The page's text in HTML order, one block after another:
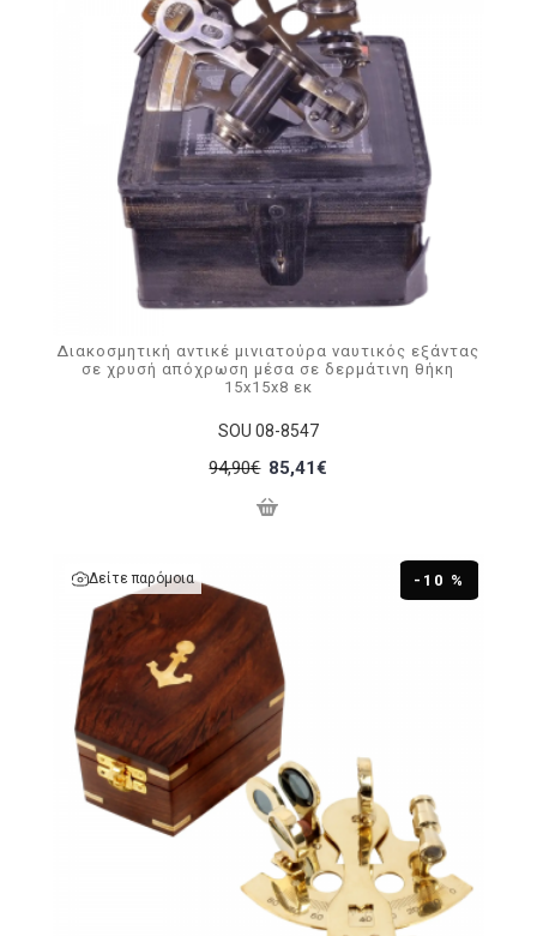
SOU 08-8547
Διακοσμητική αντικέ μινιατούρα ναυτικός εξάντας
σε χρυσή απόχρωση μέσα σε δερμάτινη θήκη
15x15x8 εκ
94,90€ 85,41€
-10 %
Δείτε παρόμοια